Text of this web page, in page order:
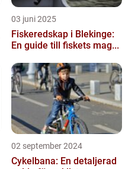
03 juni 2025
Fiskeredskap i Blekinge:
En guide till fiskets mag...
02 september 2024
Cykelbana: En detaljerad